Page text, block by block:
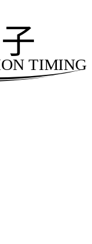
TIMING